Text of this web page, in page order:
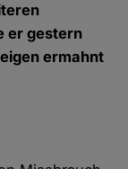
er gestern
ermahnt